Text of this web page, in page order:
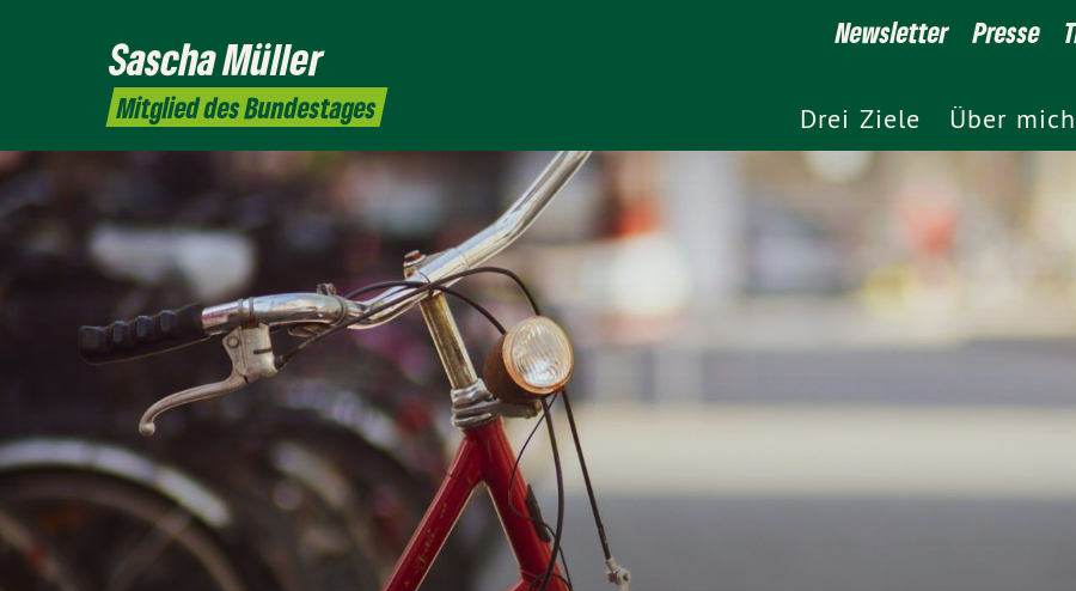
SaschaMüller
Mitglied des Bundestages
Newsletter Presse
Drei Ziele Über mich